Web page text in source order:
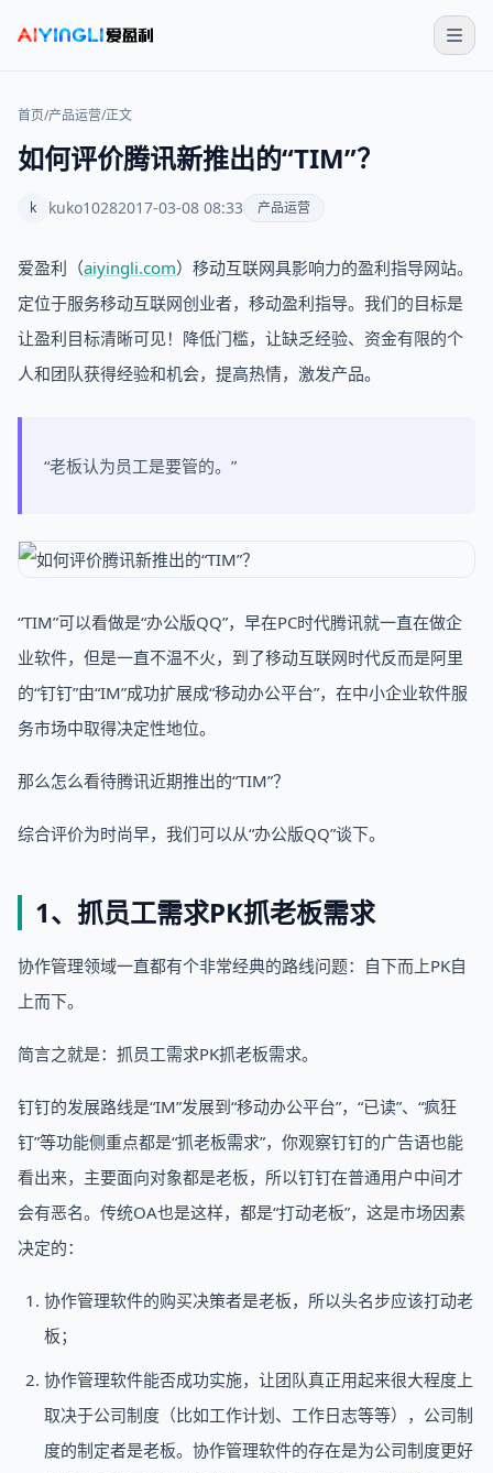
首页/产品运营/正文
如何评价腾讯新推出的“TIM”？
k kuko10282017-03-08 08:33 产品运营
爱盈利（aiyingli.com）移动互联网具影响力的盈利指导网站。
定位于服务移动互联网创业者，移动盈利指导。我们的目标是
让盈利目标清晰可见！降低门槛，让缺乏经验、资金有限的个
人和团队获得经验和机会，提高热情，激发产品。
“老板认为员工是要管的。”
“TIM”可以看做是“办公版QQ”，早在PC时代腾讯就一直在做企
业软件，但是一直不温不火，到了移动互联网时代反而是阿里
的“钉钉”由“IM”成功扩展成“移动办公平台”，在中小企业软件服
务市场中取得决定性地位。
那么怎么看待腾讯近期推出的“TIM”？
综合评价为时尚早，我们可以从“办公版QQ”谈下。
1、抓员工需求PK抓老板需求
协作管理领域一直都有个非常经典的路线问题：自下而上PK自
上而下。
简言之就是：抓员工需求PK抓老板需求。
钉钉的发展路线是“IM”发展到“移动办公平台”，“已读”、“疯狂
钉”等功能侧重点都是“抓老板需求”，你观察钉钉的广告语也能
看出来，主要面向对象都是老板，所以钉钉在普通用户中间才
会有恶名。传统OA也是这样，都是“打动老板”，这是市场因素
决定的：
协作管理软件的购买决策者是老板，所以头名步应该打动老
板；
协作管理软件能否成功实施，让团队真正用起来很大程度上
取决于公司制度（比如工作计划、工作日志等等），公司制
度的制定者是老板。协作管理软件的存在是为公司制度更好